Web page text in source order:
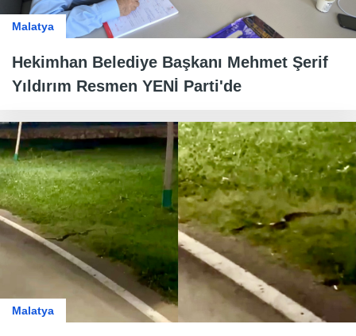
Malatya
Hekimhan Belediye Başkanı Mehmet Şerif
Yıldırım Resmen YENİ Parti'de
Malatya